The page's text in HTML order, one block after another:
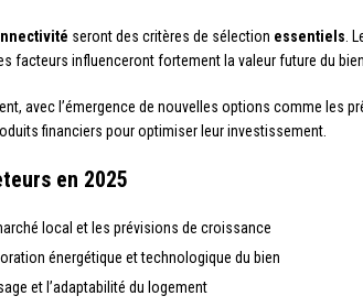
seront des critères de sélection essentiels .
facteurs influenceront fortement la valeur future du bien.
avec l’émergence de nouvelles options comme les
financiers pour optimiser leur investissement.
en 2025
local et les prévisions de croissance
énergétique et technologique du bien
et l’adaptabilité du logement